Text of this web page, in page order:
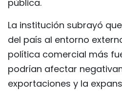
pública.
La institución subrayó
del país al entorno
política comercial más
podrían afectar
exportaciones y la